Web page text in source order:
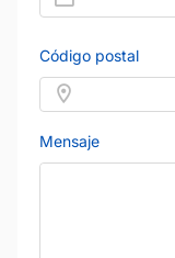
Código postal
Mensaje